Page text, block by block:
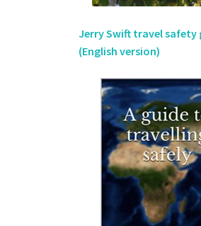
Jerry Swift travel safety
(English version)